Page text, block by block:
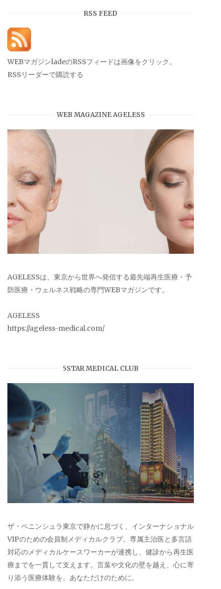
RSS FEED
WEBマガジンladeのRSSフィードは画像をクリック。
RSSリーダーで購読する
WEB MAGAZINE AGELESS
AGELESSは、東京から世界へ発信する最先端再生医療・予
防医療・ウェルネス戦略の専門WEBマガジンです。
AGELESS
https://ageless-medical.com/
5STAR MEDICAL CLUB
ザ・ペニンシュラ東京で静かに息づく、インターナショナル
VIPのための会員制メディカルクラブ。専属主治医と多言語
対応のメディカルケースワーカーが連携し、健診から再生医
療までを一貫して支えます。言葉や文化の壁を越え、心に寄
り添う医療体験を、あなただけのために。